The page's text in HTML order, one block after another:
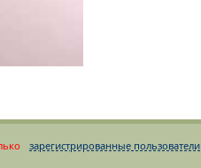
зарегистрированные пользователи